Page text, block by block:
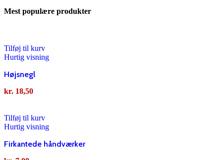
Mest populære produkter
Tilføj til kurv
Hurtig visning
Højsnegl
kr. 18,50
Tilføj til kurv
Hurtig visning
Firkantede håndværker